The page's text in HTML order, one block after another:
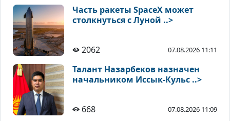
Часть ракеты SpaceX может
столкнуться с Луной ..>
2062 07.08.2026 11:11
Талант Назарбеков назначен
начальником Иссык-Кульс ..>
668 07.08.2026 11:09